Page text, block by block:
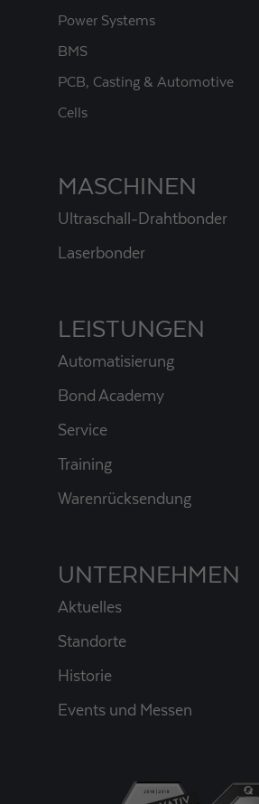
Power Systems
BMS
PCB, Casting & Automotive
Cells
MASCHINEN
Ultraschall-Drahtbonder
Laserbonder
LEISTUNGEN
Automatisierung
Bond Academy
Service
Training
Warenrücksendung
UNTERNEHMEN
Aktuelles
Standorte
Historie
Events und Messen